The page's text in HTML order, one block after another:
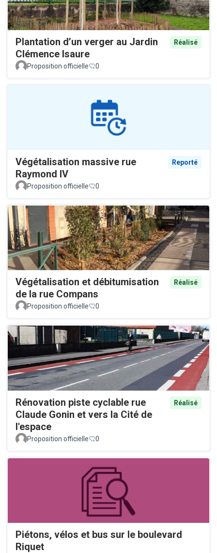
Plantation d’un verger au Jardin
Clémence Isaure
Réalisé
Proposition officielle 0
Végétalisation massive rue
Raymond IV
Reporté
Proposition officielle 0
Végétalisation et débitumisation
de la rue Compans
Réalisé
Proposition officielle 0
Rénovation piste cyclable rue
Claude Gonin et vers la Cité de
l'espace
Réalisé
Proposition officielle 0
Piétons, vélos et bus sur le boulevard
Riquet